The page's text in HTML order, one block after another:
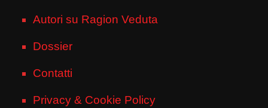
Autori su Ragion Veduta
Dossier
Contatti
Privacy & Cookie Policy